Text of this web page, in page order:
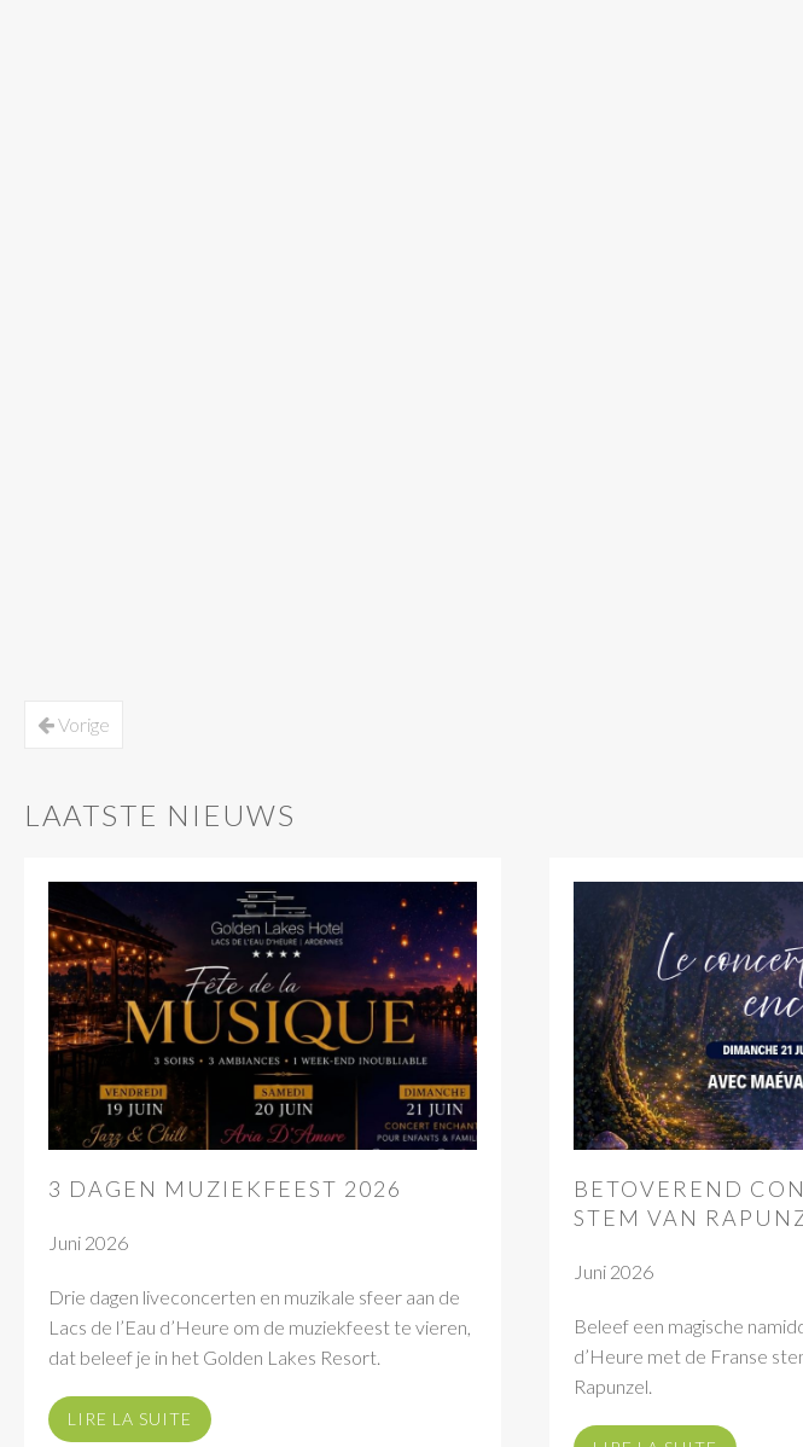
Vorige
LAATSTE NIEUWS
3 DAGEN MUZIEKFEEST 2026
Juni 2026
Drie dagen liveconcerten en muzikale sfeer aan de
Lacs de l’Eau d’Heure om de muziekfeest te vieren,
dat beleef je in het Golden Lakes Resort.
LIRE LA SUITE
BETOVEREND
STEM VAN
Juni 2026
Beleef een magische
d’Heure met de Franse
Rapunzel.